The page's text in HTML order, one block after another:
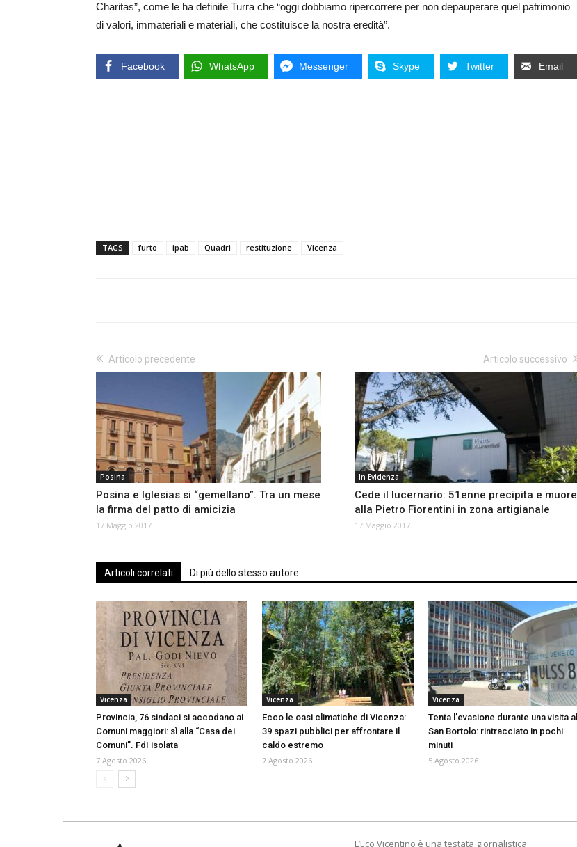
Charitas”, come le ha definite Turra che “oggi dobbiamo ripercorrere per non depauperare quel patrimonio
di valori, immateriali e materiali, che costituisce la nostra eredità”.
Facebook WhatsApp Messenger Skype Twitter Email
TAGS furto ipab Quadri restituzione Vicenza
Articolo precedente
Posina
Posina e Iglesias si “gemellano”. Tra un mese
la firma del patto di amicizia
17 Maggio 2017
Articolo successivo
In Evidenza
Cede il lucernario: 51enne precipita e muore
alla Pietro Fiorentini in zona artigianale
17 Maggio 2017
Articoli correlati Di più dello stesso autore
Vicenza
Provincia, 76 sindaci si accodano ai
Comuni maggiori: sì alla “Casa dei
Comuni”. FdI isolata
7 Agosto 2026
Vicenza
Ecco le oasi climatiche di Vicenza:
39 spazi pubblici per affrontare il
caldo estremo
7 Agosto 2026
Vicenza
Tenta l’evasione durante una visita al
San Bortolo: rintracciato in pochi
minuti
5 Agosto 2026
L’Eco Vicentino è una testata giornalistica